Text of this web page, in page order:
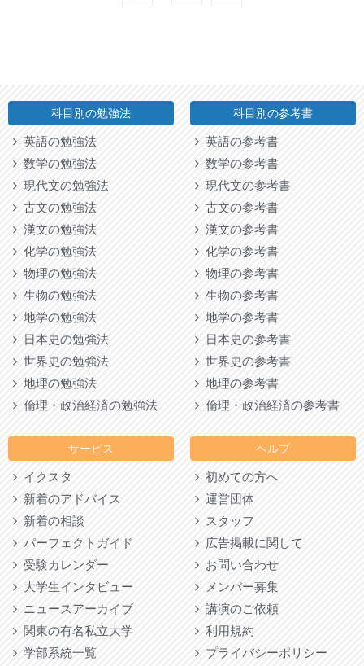
科目別の勉強法
英語の勉強法
数学の勉強法
現代文の勉強法
古文の勉強法
漢文の勉強法
化学の勉強法
物理の勉強法
生物の勉強法
地学の勉強法
日本史の勉強法
世界史の勉強法
地理の勉強法
倫理・政治経済の勉強法
サービス
イクスタ
新着のアドバイス
新着の相談
パーフェクトガイド
受験カレンダー
大学生インタビュー
ニュースアーカイブ
関東の有名私立大学
学部系統一覧
科目別の参考書
英語の参考書
数学の参考書
現代文の参考書
古文の参考書
漢文の参考書
化学の参考書
物理の参考書
生物の参考書
地学の参考書
日本史の参考書
世界史の参考書
地理の参考書
倫理・政治経済の参考書
ヘルプ
初めての方へ
運営団体
スタッフ
広告掲載に関して
お問い合わせ
メンバー募集
講演のご依頼
利用規約
プライバシーポリシー